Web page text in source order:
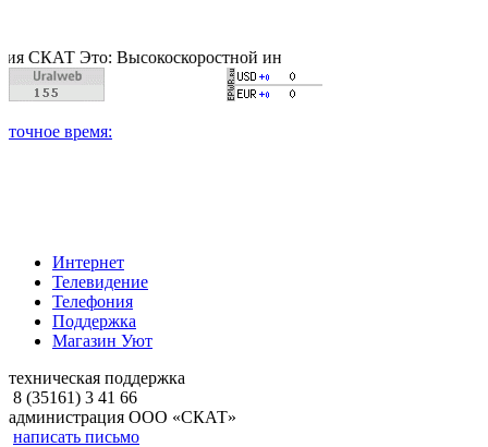
Это: Высокоскоростной интернет, качественное цифровое и
Интернет
Телевидение
Телефония
Поддержка
Магазин Уют
техническая поддержка
8 (35161) 3 41 66
администрация ООО «СКАТ»
написать письмо